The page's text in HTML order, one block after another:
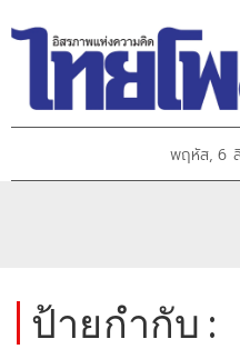
พฤหัส, 6
ป้ายกำกับ :